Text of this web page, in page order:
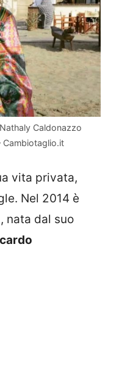
Caldonazzo
Cambiotaglio.it
vita privata,
Nel 2014 è
nata dal suo